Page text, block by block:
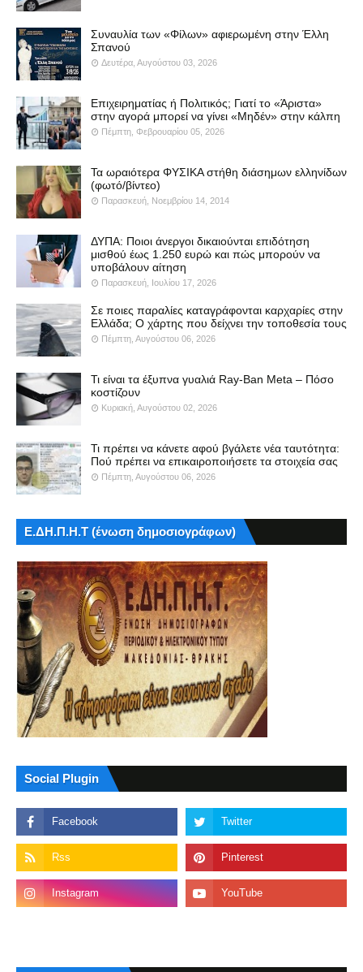
Συναυλία των «Φίλων» αφιερωμένη στην Έλλη
Σπανού
Δευτέρα, Αυγούστου 03, 2026
Επιχειρηματίας ή Πολιτικός; Γιατί το «Άριστα»
στην αγορά μπορεί να γίνει «Μηδέν» στην κάλπη
Πέμπτη, Φεβρουαρίου 05, 2026
Τα ωραιότερα ΦΥΣΙΚΑ στήθη διάσημων ελληνίδων
(φωτό/βίντεο)
Παρασκευή, Νοεμβρίου 14, 2014
ΔΥΠΑ: Ποιοι άνεργοι δικαιούνται επιδότηση
μισθού έως 1.250 ευρώ και πώς μπορούν να
υποβάλουν αίτηση
Παρασκευή, Ιουλίου 17, 2026
Σε ποιες παραλίες καταγράφονται καρχαρίες στην
Ελλάδα; Ο χάρτης που δείχνει την τοποθεσία τους
Πέμπτη, Αυγούστου 06, 2026
Τι είναι τα έξυπνα γυαλιά Ray-Ban Meta – Πόσο
κοστίζουν
Κυριακή, Αυγούστου 02, 2026
Τι πρέπει να κάνετε αφού βγάλετε νέα ταυτότητα:
Πού πρέπει να επικαιροποιήσετε τα στοιχεία σας
Πέμπτη, Αυγούστου 06, 2026
Ε.ΔΗ.Π.Η.Τ (ένωση δημοσιογράφων)
Social Plugin